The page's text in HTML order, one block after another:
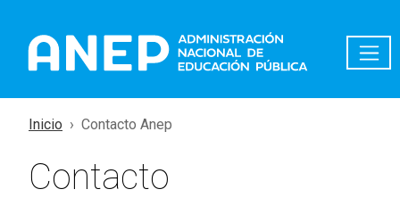
Inicio Contacto Anep
Contacto